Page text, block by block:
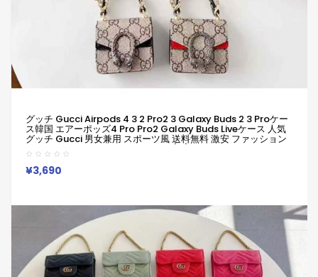
グッチ Gucci Airpods 4 3 2 Pro2 3 Galaxy Buds 2 3 Proケー
ス韓国 エアーポッズ4 Pro Pro2 Galaxy Buds Liveケース 人気
グッチ Gucci 男女兼用 スポーツ風 送料無料 激安 ファッション
グッチ Gucci ブランドairpods4 3/2/1 Pro2 Galaxy Buds 3
Pro 2ケースメンズ レデイーズ
¥3,690